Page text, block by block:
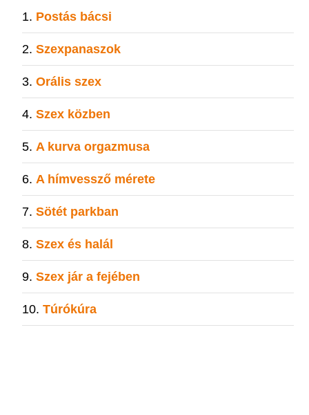
Postás bácsi
Szexpanaszok
Orális szex
Szex közben
A kurva orgazmusa
A hímvessző mérete
Sötét parkban
Szex és halál
Szex jár a fejében
Túrókúra